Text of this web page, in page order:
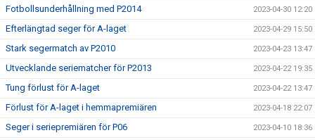
Fotbollsunderhållning med P2014 2023-04-30 12:20
Efterlängtad seger för A-laget 2023-04-29 15:50
Stark segermatch av P2010 2023-04-23 13:47
Utvecklande seriematcher för P2013 2023-04-22 19:35
Tung förlust för A-laget 2023-04-22 13:47
Förlust för A-laget i hemmapremiären 2023-04-18 22:07
Seger i seriepremiären för P06 2023-04-10 18:36